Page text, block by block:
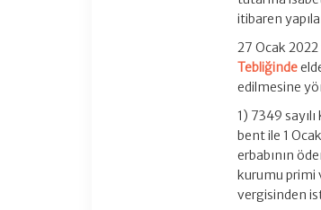
itibaren
27 Ocak 2022
Tebliğinde
edilmesine
1) 7349
bent ile 1
erbabının
kurumu primi
vergisinden